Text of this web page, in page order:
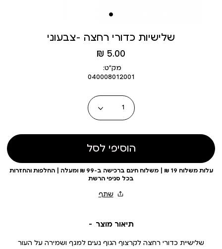
שלישיות כדורי רחצה -צבעוני
מחיר
מוצר
5.00 ₪
מק״ט:
040008012001
כמות
הוסיפי לסל
עלות משלוח 19 ₪ | משלוח חינם ברכישה ב-99 ₪ ומעלה | החלפות והחזרות
בכל סניפי הרשת
תיאור מוצר
שלישיית כדורי רחצה לקרצוף הגוף נעים למגף ושמירה על העור